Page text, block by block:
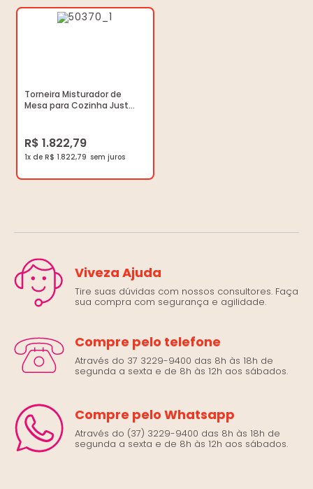
Torneira Misturador de
Mesa para Cozinha Just
R$ 1.822,79
1x de R$ 1.822,79
Viveza Ajuda
Tire suas dúvidas com nossos consultores. Faça
sua compra com segurança e agilidade.
Compre pelo telefone
Através do 37 3229-9400 das 8h às 18h de
segunda a sexta e de 8h às 12h aos sábados.
Compre pelo Whatsapp
Através do (37) 3229-9400 das 8h às 18h de
segunda a sexta e de 8h às 12h aos sábados.